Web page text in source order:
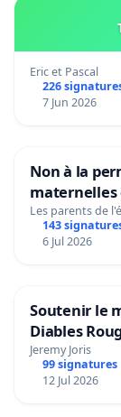
Eric et Pascal
226
7 Jun 2026
Non à la
maternelles
Préservons
Les parents de
143
6 Jul 2026
Soutenir le
Diables
Rudi Garcia
Jeremy Joris
99 signatures
12 Jul 2026